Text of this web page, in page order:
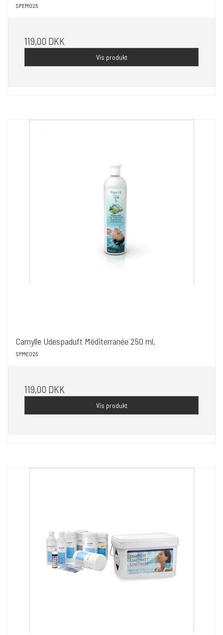
SPEM025
119,00 DKK
Vis produkt
Camylle Udespaduft Méditerranée 250 ml.
SPME025
119,00 DKK
Vis produkt